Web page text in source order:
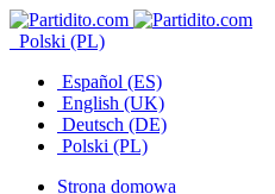
Polski (PL)
Español (ES)
English (UK)
Deutsch (DE)
Polski (PL)
Strona domowa